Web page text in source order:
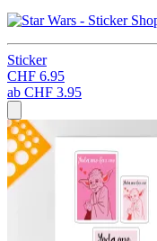
Sticker
CHF 6.95
ab CHF 3.95